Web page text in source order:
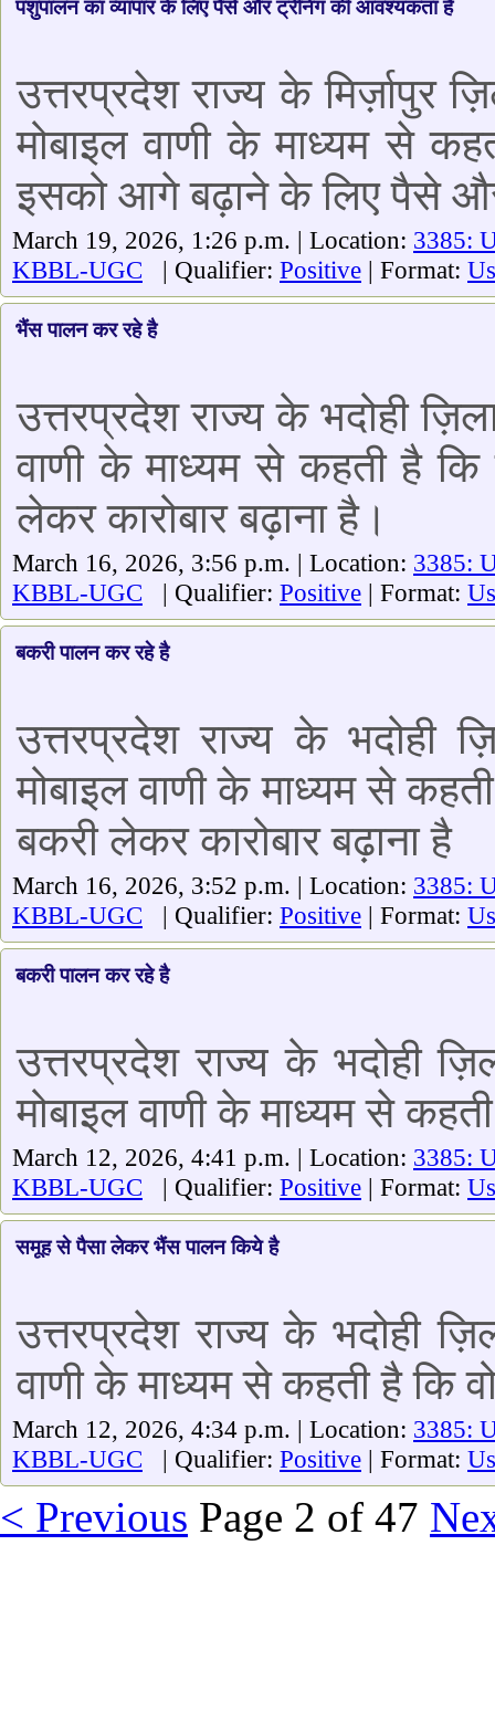
पशुपालन का व्यापार के लिए पैसे और ट्रेनिंग की आवश्यकता है
उत्तरप्रदेश राज्य के मिर्ज़ापुर
मोबाइल वाणी के माध्यम से
इसको आगे बढ़ाने के लिए पैसे
March 19, 2026, 1:26 p.m. | Location: 3385:
KBBL-UGC | Qualifier: Positive | Format:
भैंस पालन कर रहे है
उत्तरप्रदेश राज्य के भदोही
वाणी के माध्यम से कहती है
लेकर कारोबार बढ़ाना है।
March 16, 2026, 3:56 p.m. | Location: 3385:
KBBL-UGC | Qualifier: Positive | Format:
बकरी पालन कर रहे है
उत्तरप्रदेश राज्य के भदोही
मोबाइल वाणी के माध्यम से
बकरी लेकर कारोबार बढ़ाना है
March 16, 2026, 3:52 p.m. | Location: 3385:
KBBL-UGC | Qualifier: Positive | Format:
बकरी पालन कर रहे है
उत्तरप्रदेश राज्य के भदोही
मोबाइल वाणी के माध्यम से
March 12, 2026, 4:41 p.m. | Location: 3385:
KBBL-UGC | Qualifier: Positive | Format:
समूह से पैसा लेकर भैंस पालन किये है
उत्तरप्रदेश राज्य के भदोही
वाणी के माध्यम से कहती है
March 12, 2026, 4:34 p.m. | Location: 3385:
KBBL-UGC | Qualifier: Positive | Format:
< Previous Page 2 of 47